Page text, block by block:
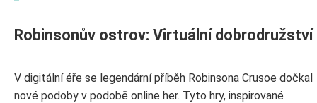
Robinsonův ostrov: Virtuální dobrodružství
V digitální éře se legendární příběh Robinsona Crusoe dočkal
nové podoby v podobě online her. Tyto hry, inspirované